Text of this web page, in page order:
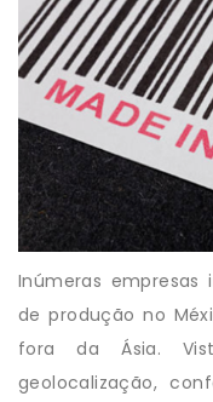
Inúmeras
de produção no
fora da Ásia.
geolocalização,